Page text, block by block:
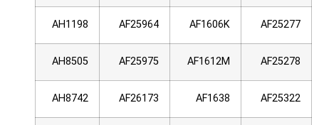
AF25277
AF1606K
AF25964
AH1198
AF25278
AF1612M
AF25975
AH8505
AF25322
AF1638
AF26173
AH8742